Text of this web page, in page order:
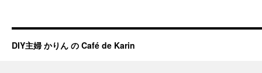
DIY主婦 かりん の Café de Karin